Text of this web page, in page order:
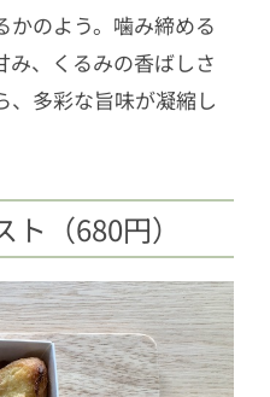
かのよう。噛み締める
み、くるみの香ばしさ
、多彩な旨味が凝縮し
（680円）